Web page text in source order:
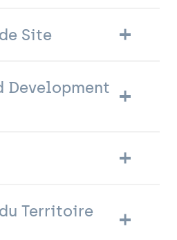
Site
Development
Territoire